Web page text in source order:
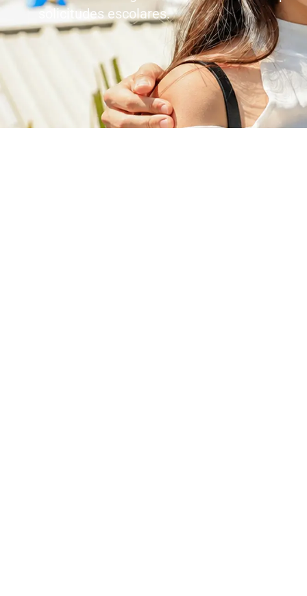
solicitudes escolares.